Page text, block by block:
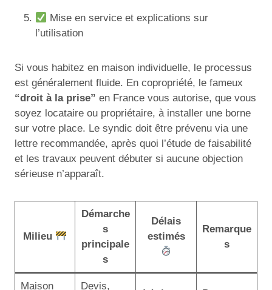
Mise en service et explications sur
l’utilisation
Si vous habitez en maison individuelle, le processus
est généralement fluide. En copropriété, le fameux
“droit à la prise” en France vous autorise, que vous
soyez locataire ou propriétaire, à installer une borne
sur votre place. Le syndic doit être prévenu via une
lettre recommandée, après quoi l’étude de faisabilité
et les travaux peuvent débuter si aucune objection
sérieuse n’apparaît.
Milieu
Démarche
s
principale
s
Délais
estimés
Remarque
s
Maison Devis,